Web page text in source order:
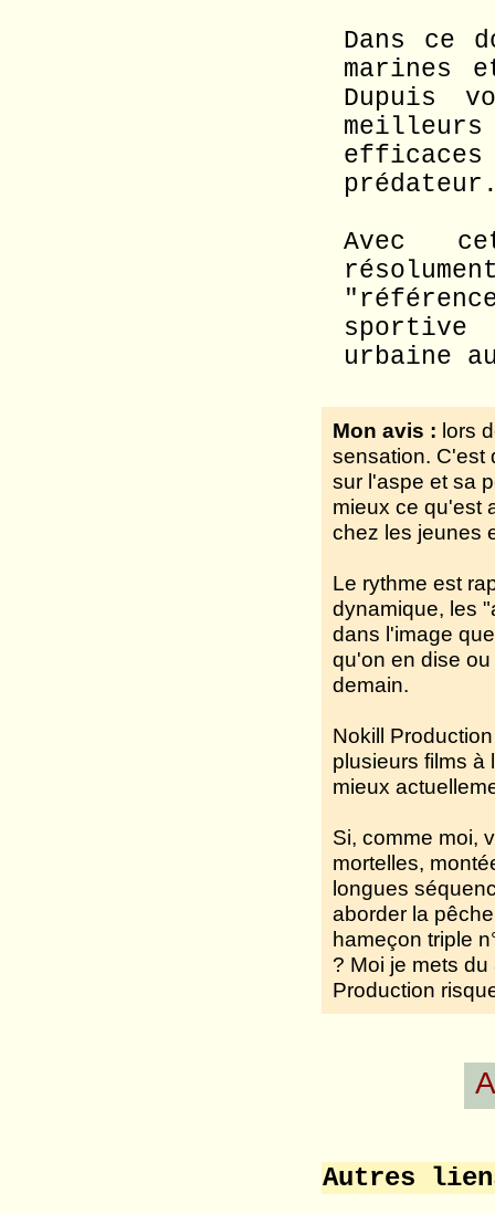
Dans ce
marines
Dupuis
Avec
urbaine
Mon avis : lors
sensation. C'est
sur l'aspe et sa
mieux ce qu'est
chez les jeunes
Le rythme est
dynamique, les
dans l'image
qu'on en dise
demain.
Nokill
plusieurs films à
mieux
Si, comme moi,
mortelles,
longues
aborder la
hameçon triple
? Moi je mets
Production
Autres